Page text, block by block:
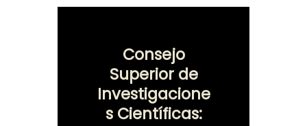
Consejo
Superior de
Investigacione
s Científicas: